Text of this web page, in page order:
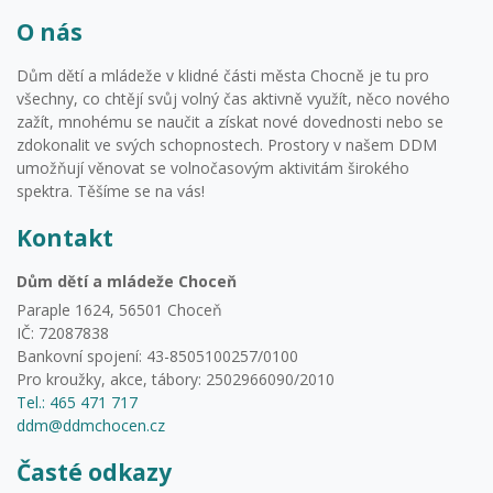
O nás
Dům dětí a mládeže v klidné části města Chocně je tu pro
všechny, co chtějí svůj volný čas aktivně využít, něco nového
zažít, mnohému se naučit a získat nové dovednosti nebo se
zdokonalit ve svých schopnostech. Prostory v našem DDM
umožňují věnovat se volnočasovým aktivitám širokého
spektra. Těšíme se na vás!
Kontakt
Dům dětí a mládeže Choceň
Paraple 1624, 56501 Choceň
IČ: 72087838
Bankovní spojení: 43-8505100257/0100
Pro kroužky, akce, tábory: 2502966090/2010
Tel.: 465 471 717
ddm@ddmchocen.cz
Časté odkazy